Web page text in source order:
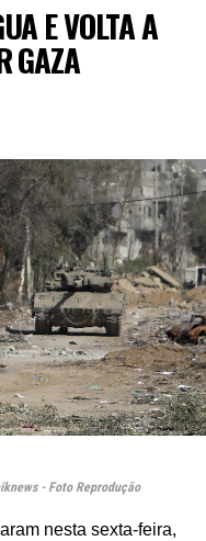
E VOLTA A
GAZA
- Foto Reprodução
nesta sexta-feira,